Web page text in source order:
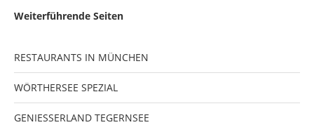
Weiterführende Seiten
RESTAURANTS IN MÜNCHEN
WÖRTHERSEE SPEZIAL
GENIESSERLAND TEGERNSEE